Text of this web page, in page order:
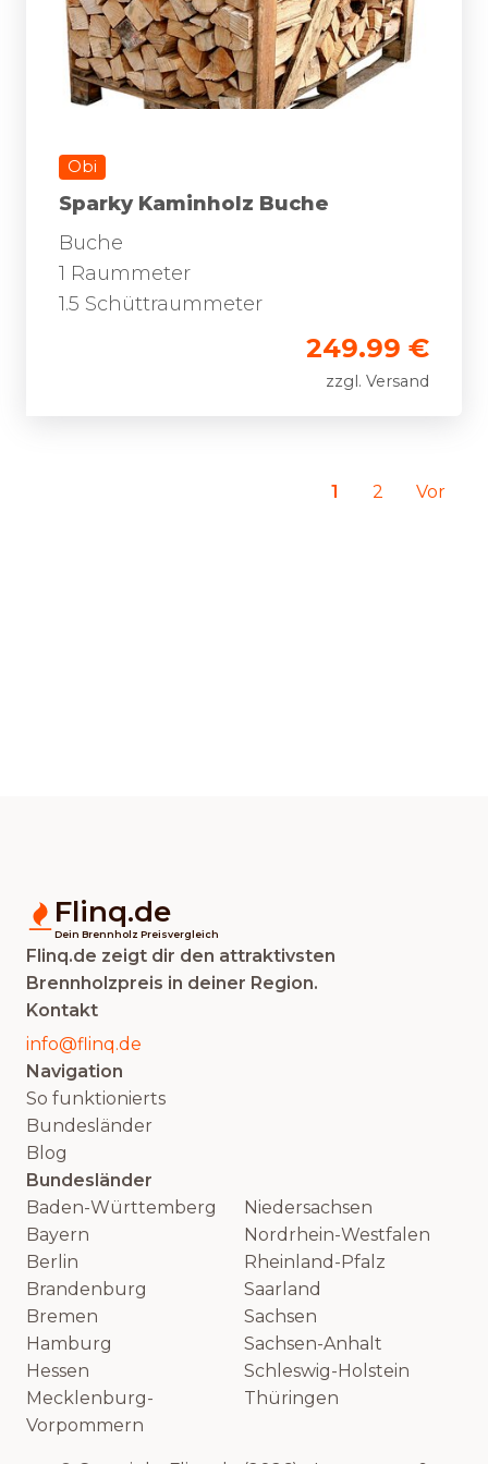
Obi
Sparky Kaminholz Buche
Buche
1 Raummeter
1.5 Schüttraummeter
249.99 €
zzgl. Versand
1 2 Vor
Flinq.de
Dein Brennholz Preisvergleich
Flinq.de zeigt dir den attraktivsten
Brennholzpreis in deiner Region.
Kontakt
info@flinq.de
Navigation
So funktionierts
Bundesländer
Blog
Bundesländer
Baden-Württemberg
Bayern
Berlin
Brandenburg
Bremen
Hamburg
Hessen
Mecklenburg-
Vorpommern
Niedersachsen
Nordrhein-Westfalen
Rheinland-Pfalz
Saarland
Sachsen
Sachsen-Anhalt
Schleswig-Holstein
Thüringen